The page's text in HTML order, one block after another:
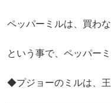
ペッパーミルは、買わ
という事で、ペッパー
◆プジョーのミルは、